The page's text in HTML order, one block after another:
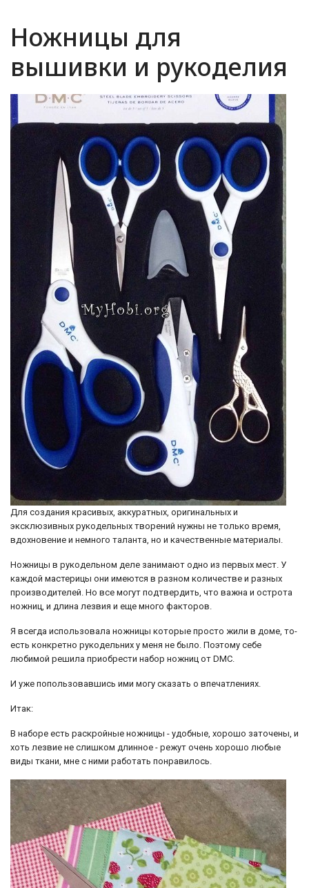
Ножницы для
вышивки и рукоделия
Для создания красивых, аккуратных, оригинальных и
эксклюзивных рукодельных творений нужны не только время,
вдохновение и немного таланта, но и качественные материалы.
Ножницы в рукодельном деле занимают одно из первых мест. У
каждой мастерицы они имеются в разном количестве и разных
производителей. Но все могут подтвердить, что важна и острота
ножниц, и длина лезвия и еще много факторов.
Я всегда использовала ножницы которые просто жили в доме, то-
есть конкретно рукодельних у меня не было. Поэтому себе
любимой решила приобрести набор ножниц от DMC.
И уже попользовавшись ими могу сказать о впечатлениях.
Итак:
В наборе есть раскройные ножницы - удобные, хорошо заточены, и
хоть лезвие не слишком длинное - режут очень хорошо любые
виды ткани, мне с ними работать понравилось.